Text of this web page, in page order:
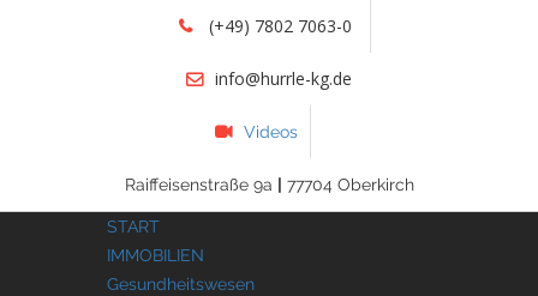
(+49) 7802 7063-0
info@hurrle-kg.de
Videos
Raiffeisenstraße 9a | 77704 Oberkirch
START
IMMOBILIEN
Gesundheitswesen